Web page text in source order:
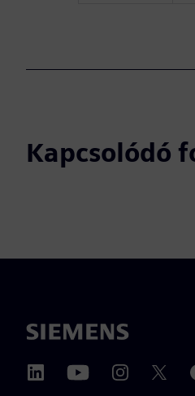
Kapcsolódó